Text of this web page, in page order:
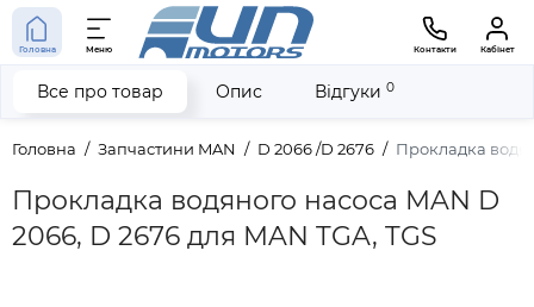
Головна Меню Контакти Кабінет
Головна Запчастини MAN D 2066 /D 2676 Прокладка
Прокладка водяного насоса MAN D
2066, D 2676 для MAN TGA, TGS
Все про товар Опис Відгуки 0